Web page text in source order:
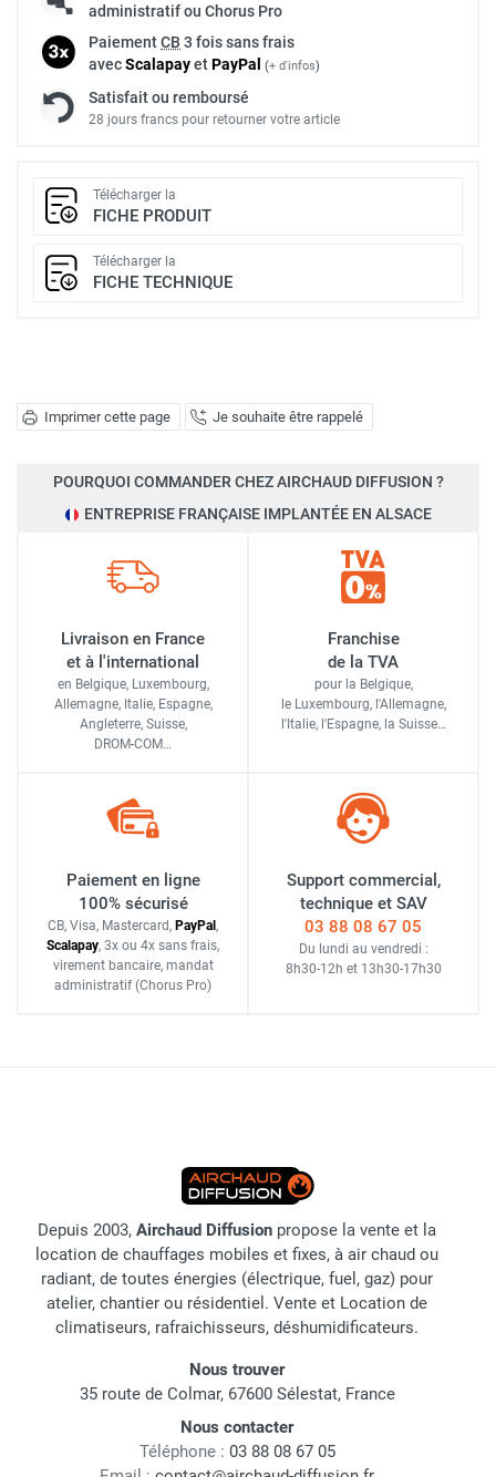
Imprimer cette page Je souhaite être rappelé
administratif ou Chorus Pro
PaiementCB 3 fois sans frais
avecScalapayetPayPal (+ d'infos)
Satisfait ou remboursé
28 jours francs pour retourner votre article
Télécharger la
FICHE PRODUIT
Télécharger la
FICHE TECHNIQUE
POURQUOI COMMANDER CHEZ AIRCHAUD DIFFUSION ?
ENTREPRISE FRANÇAISE IMPLANTÉE EN ALSACE
Livraison en France
et à l'international
en Belgique, Luxembourg,
Allemagne, Italie, Espagne,
Angleterre, Suisse,
DROM-COM…
Franchise
de la TVA
pour la Belgique,
le Luxembourg, l'Allemagne,
l'Italie, l'Espagne, la Suisse…
Paiement en ligne
100% sécurisé
CB, Visa, Mastercard, PayPal ,
Scalapay, 3x ou 4x sans frais,
virement bancaire, mandat
administratif (Chorus Pro)
Support commercial,
technique et SAV
03 88 08 67 05
Du lundi au vendredi :
8h30-12h et 13h30-17h30
Depuis 2003, Airchaud Diffusion propose la vente et la
location de chauffages mobiles et fixes, à air chaud ou
radiant, de toutes énergies (électrique, fuel, gaz) pour
atelier, chantier ou résidentiel. Vente et Location de
climatiseurs, rafraichisseurs, déshumidificateurs.
Nous trouver
35 route de Colmar, 67600 Sélestat, France
Nous contacter
Téléphone : 03 88 08 67 05